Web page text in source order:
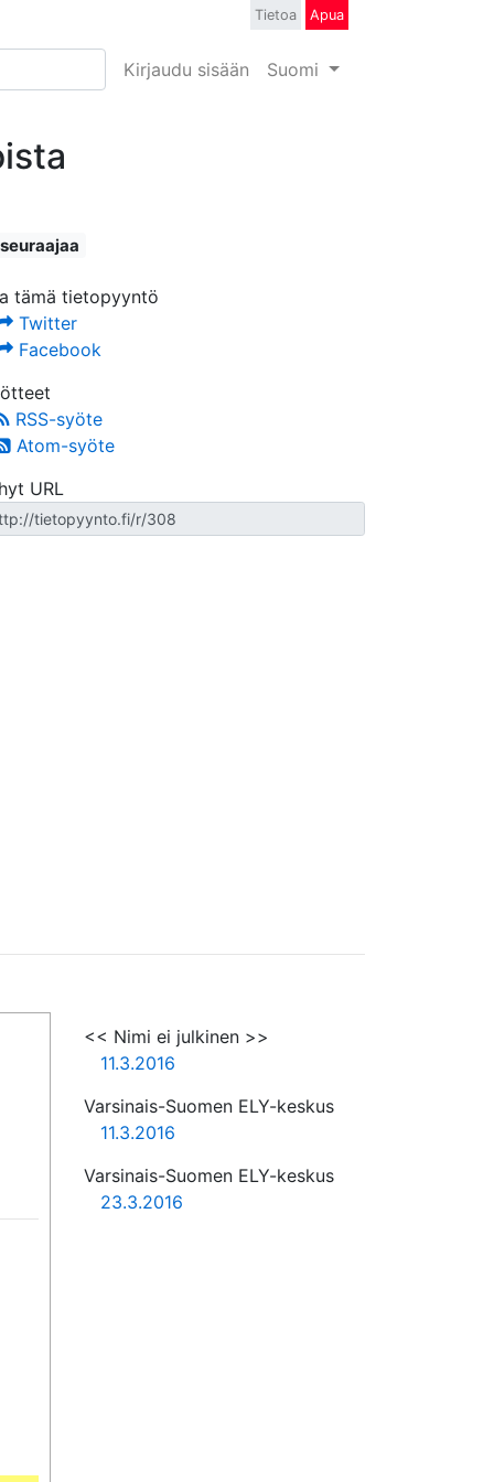
Kirjaudu sisään Suomi
Tietoa Apua
tämä tietopyyntö
Twitter
Facebook
RSS-syöte
Atom-syöte
URL
<< Nimi ei julkinen >>
11.3.2016
Varsinais-Suomen ELY-keskus
11.3.2016
Varsinais-Suomen ELY-keskus
23.3.2016